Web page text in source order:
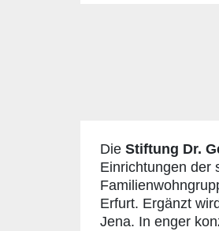
Die Stiftung Dr.
Einrichtungen der
Erfurt. Ergänzt
Jena. In enger